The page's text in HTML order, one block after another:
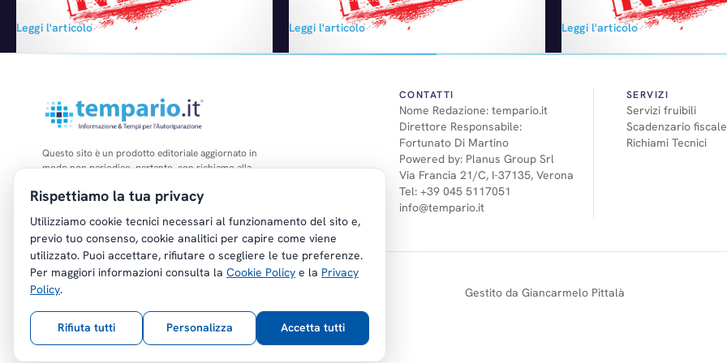
fisicamente l'83% del mercato automotive in
Italia: sono numeri eccellenti quelli che
giugno in uno scenario unico per l'Italia come
quello del più…
Leggi l'articolo
giorno fuori dal mercato oltre 3 imprese
artigiane. Secondo i dati forniti da
del comparto - sono diminuite dell'1,5% a
fronte di un calo totale delle imprese…
Leggi l'articolo
elettriche. Lo sottolinea
Motor und Sport. La Casa dei
ritorno per il 2015…
Leggi l'articolo
Questo sito è un prodotto editoriale aggiornato in
modo non periodico, pertanto, con richiamo alla
obblighi di registrazione di cui all'art. 5 della L.
CONTATTI
Nome Redazione: tempario.it
Direttore Responsabile:
Fortunato Di Martino
Powered by: Planus Group Srl
Via Francia 21/C, I-37135, Verona
Tel: +39 045 5117051
info@tempario.it
SERVIZI
Servizi fruibili
Scadenzario fiscale
Richiami Tecnici
Planus Group Srl - P.I. IT03584100238
Gestito da Giancarmelo Pittalà
Rispettiamo la tua privacy
Utilizziamo cookie tecnici necessari al funzionamento del sito e,
previo tuo consenso, cookie analitici per capire come viene
utilizzato. Puoi accettare, rifiutare o scegliere le tue preferenze.
Per maggiori informazioni consulta la Cookie Policy e la Privacy
Policy.
Rifiuta tutti Personalizza Accetta tutti